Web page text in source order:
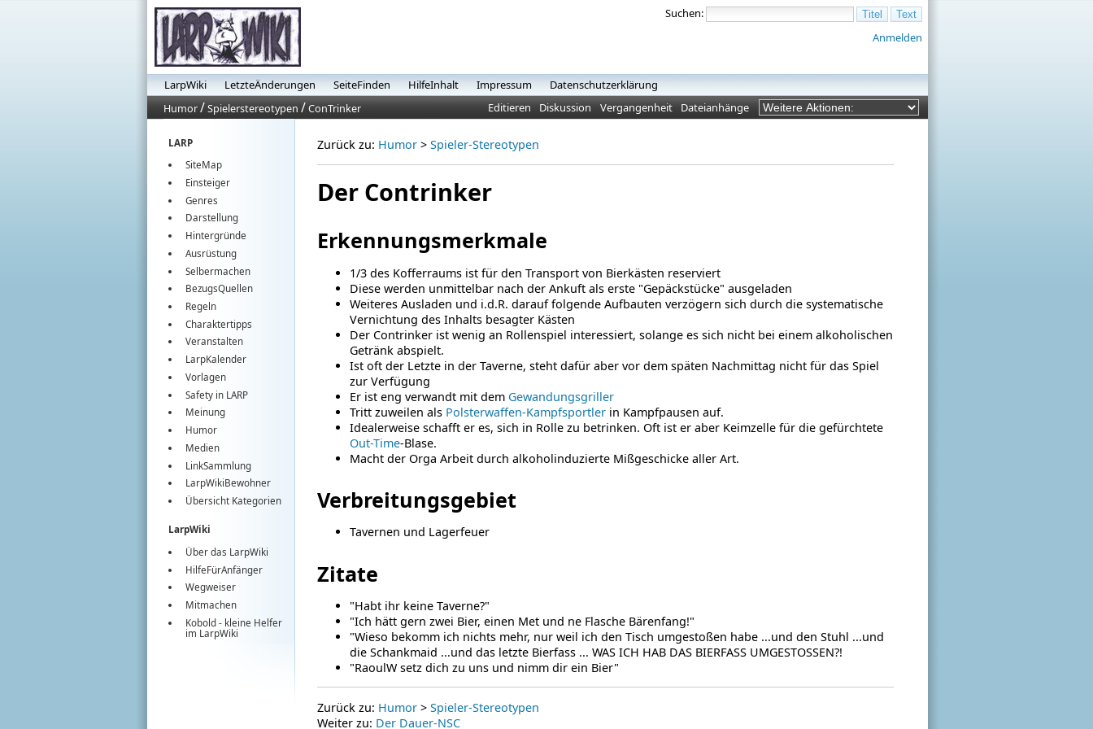
Suchen:
Anmelden
LarpWiki LetzteÄnderungen SeiteFinden HilfeInhalt Impressum
Datenschutzerklärung
Editieren
Diskussion Vergangenheit Dateianhänge
Humor/Spielerstereotypen /ConTrinker
LARP
SiteMap
Einsteiger
Genres
Darstellung
Hintergründe
Ausrüstung
Selbermachen
BezugsQuellen
Regeln
Charaktertipps
Veranstalten
LarpKalender
Vorlagen
Safety in LARP
Meinung
Humor
Medien
LinkSammlung
LarpWikiBewohner
Übersicht Kategorien
LarpWiki
Über das LarpWiki
HilfeFürAnfänger
Wegweiser
Mitmachen
Kobold - kleine Helfer
im LarpWiki
Zurück zu: Humor> Spieler-Stereotypen
Der Contrinker
Erkennungsmerkmale
1/3 des Kofferraums ist für den Transport von Bierkästen reserviert
Diese werden unmittelbar nach der Ankuft als erste "Gepäckstücke" ausgeladen
Weiteres Ausladen und i.d.R. darauf folgende Aufbauten verzögern sich durch die systematische
Vernichtung des Inhalts besagter Kästen
Der Contrinker ist wenig an Rollenspiel interessiert, solange es sich nicht bei einem alkoholischen
Getränk abspielt.
Ist oft der Letzte in der Taverne, steht dafür aber vor dem späten Nachmittag nicht für das Spiel
zur Verfügung
Er ist eng verwandt mit dem Gewandungsgriller
Tritt zuweilen als Polsterwaffen-Kampfsportlerin Kampfpausen auf.
Idealerweise schafft er es, sich in Rolle zu betrinken. Oft ist er aber Keimzelle für die gefürchtete
Out-Time-Blase.
Macht der Orga Arbeit durch alkoholinduzierte Mißgeschicke aller Art.
Verbreitungsgebiet
Tavernen und Lagerfeuer
Zitate
"Habt ihr keine Taverne?"
"Ich hätt gern zwei Bier, einen Met und ne Flasche Bärenfang!"
"Wieso bekomm ich nichts mehr, nur weil ich den Tisch umgestoßen habe ...und den Stuhl ...und
die Schankmaid ...und das letzte Bierfass ... WAS ICH HAB DAS BIERFASS UMGESTOSSEN?!
"RaoulW setz dich zu uns und nimm dir ein Bier"
Zurück zu: Humor> Spieler-Stereotypen
Weiter zu: Der Dauer-NSC